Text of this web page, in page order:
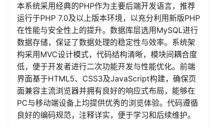
本系统采用经典的PHP作为主要后端开发语言，推荐
运行于PHP 7.0及以上版本环境，以充分利用新版PHP
在性能与安全性上的提升。数据库层选用MySQL进行
数据存储，保证了数据处理的稳定性与效率。系统架
构采用MVC设计模式，代码结构清晰，模块间耦合度
低，便于开发者进行二次功能开发与性能优化。前端
界面基于HTML5、CSS3及JavaScript构建，确保页
面兼容主流浏览器并拥有良好的响应式布局，能够在
PC与移动端设备上均提供优秀的浏览体验。代码遵循
良好的编码规范，注释详实，便于学习和后续维护。